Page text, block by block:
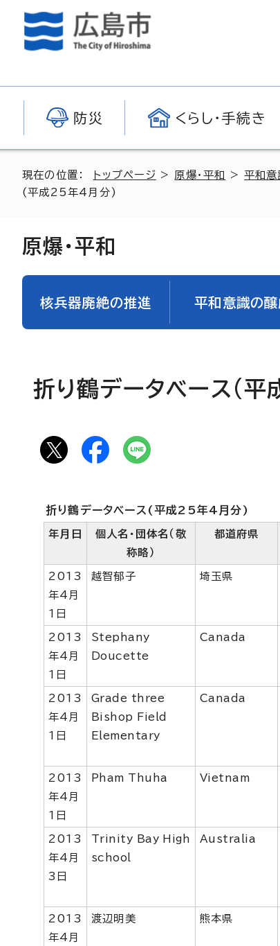
防災 くらし・手続き
現在の位置： トップページ > 原爆・平和 >平和意
(平成25年4月分)
原爆・平和
核兵器廃絶の推進 平和意識の醸
折り鶴データベース(
折り鶴データベース(平成25年4月分)
年月日
個人名・団体名（敬
称略）
都道府県
2013
年4月
1日
越智郁子 埼玉県
2013
年4月
1日
Stephany
Doucette
Canada
2013
年4月
1日
Grade three
Bishop Field
Elementary
Canada
2013
年4月
1日
Pham Thuha Vietnam
2013
年4月
3日
Trinity Bay High
school
Australia
2013
年4月
渡辺明美 熊本県